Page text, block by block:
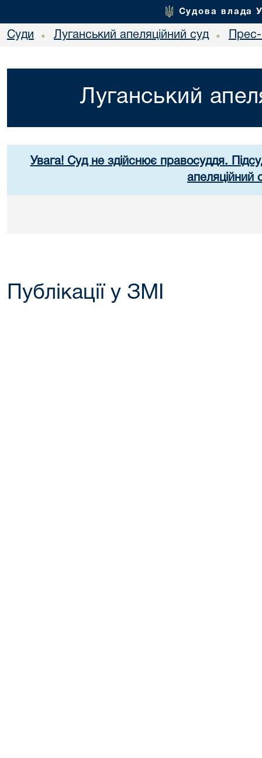
Судова влада
Суди • Луганський апеляційний суд •
Луганський
Увага! Суд не здійснює правосуддя.
апеляційний
Публікації у ЗМІ